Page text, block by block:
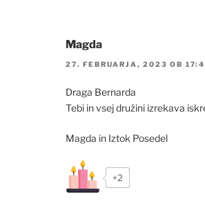
Magda
27. FEBRUARJA, 2023 OB
Draga Bernarda
Tebi in vsej družini izrekava
Magda in Iztok Posedel
+2